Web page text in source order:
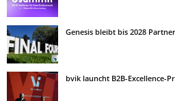
Genesis bleibt bis 2028
bvik launcht B2B-Excellence-